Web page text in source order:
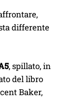
differente
, spillato, in
del libro
Baker,